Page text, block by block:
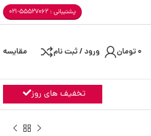
پشتیبانی : 55527062-021
0تومان ورود / ثبت نام مقایسه
تخفیف های روز